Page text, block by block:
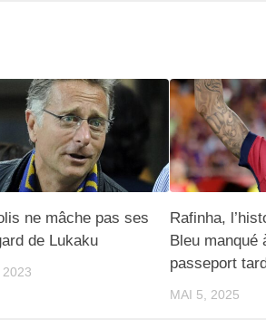
ne mâche pas ses
de Lukaku
Rafinha,
Bleu manqué
passeport
MAI 5, 2025